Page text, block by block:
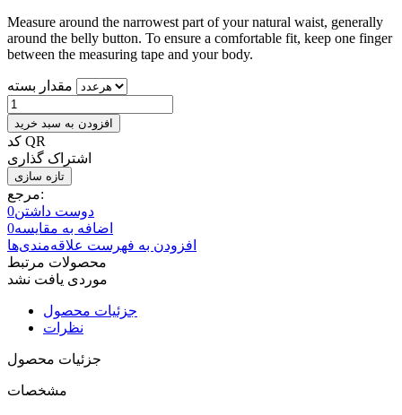
Measure around the narrowest part of your natural waist, generally
around the belly button. To ensure a comfortable fit, keep one finger
between the measuring tape and your body.
مقدار بسته
افزودن به سبد خرید
کد QR
اشتراک گذاری
مرجع:
دوست داشتن0
اضافه به مقایسه0
افزودن به فهرست علاقه‌مندی‌ها
محصولات مرتبط
موردی یافت نشد
جزئیات محصول
نظرات
جزئیات محصول
مشخصات